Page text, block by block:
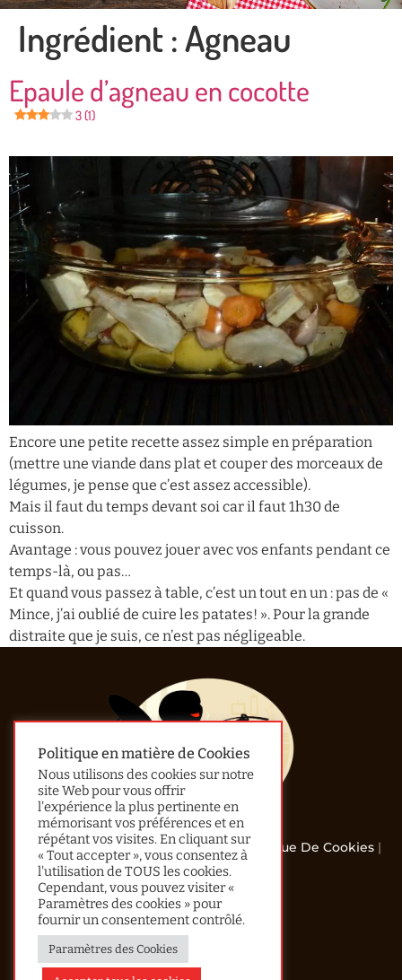
Ingrédient :Agneau
Epaule d’agneau en cocotte
3 (1)
Encore une petite recette assez simple en préparation
(mettre une viande dans plat et couper des morceaux de
légumes, je pense que c’est assez accessible).
Mais il faut du temps devant soi car il faut 1h30 de
cuisson.
Avantage : vous pouvez jouer avec vos enfants pendant ce
temps-là, ou pas…
Et quand vous passez à table, c’est un tout en un : pas de «
Mince, j’ai oublié de cuire les patates! ». Pour la grande
distraite que je suis, ce n’est pas négligeable.
© 2013 - 2024 All Rights Reserved |Politique De Cookies |
Confidentialité
Accueil
Le Mot De Lau
Recherche Avancée
Politique en matière de Cookies
Nous utilisons des cookies sur notre
site Web pour vous offrir
l'expérience la plus pertinente en
mémorisant vos préférences et en
répétant vos visites. En cliquant sur
« Tout accepter », vous consentez à
l'utilisation de TOUS les cookies.
Cependant, vous pouvez visiter «
Paramètres des cookies » pour
fournir un consentement contrôlé.
Paramètres des Cookies